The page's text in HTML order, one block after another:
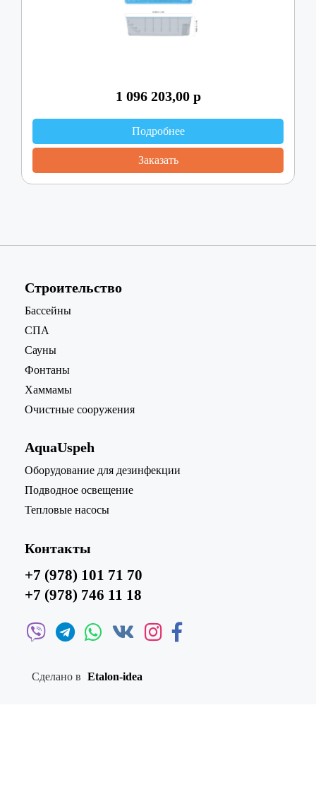
1 096 203,00 р
Подробнее
Заказать
Строительство
Бассейны
СПА
Сауны
Фонтаны
Хаммамы
Очистные сооружения
AquaUspeh
Oборудование для дезинфекции
Подводное освещение
Тепловые насосы
Контакты
+7 (978) 101 71 70
+7 (978) 746 11 18
Сделано в Etalon-idea